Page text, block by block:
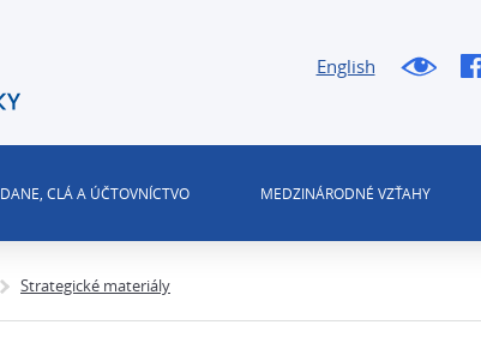
English
DANE, CLÁ A ÚČTOVNÍCTVO MEDZINÁRODNÉ VZŤAHY
Strategické materiály